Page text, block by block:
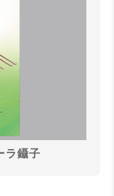
ラ鑷子